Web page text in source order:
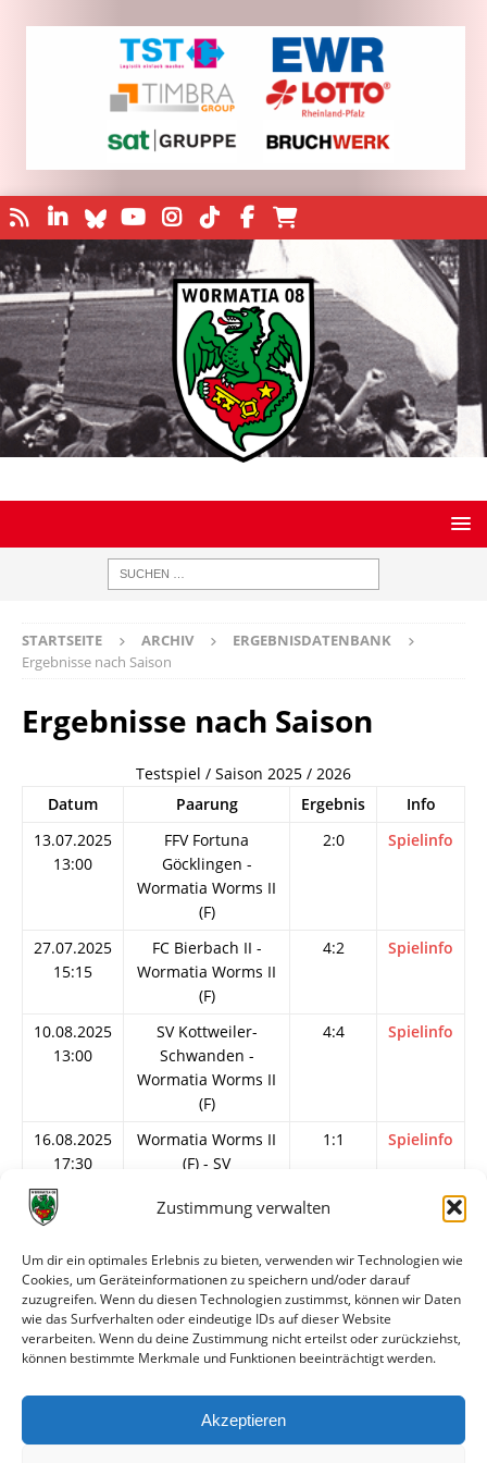
Zustimmung verwalten
Um dir ein optimales Erlebnis zu bieten, verwenden wir Technologien wie
Cookies, um Geräteinformationen zu speichern und/oder darauf
zuzugreifen. Wenn du diesen Technologien zustimmst, können wir Daten
wie das Surfverhalten oder eindeutige IDs auf dieser Website
verarbeiten. Wenn du deine Zustimmung nicht erteilst oder zurückziehst,
können bestimmte Merkmale und Funktionen beeinträchtigt werden.
Akzeptieren
STARTSEITE ARCHIV
ERGEBNISDATENBANK
Ergebnisse nach Saison
Ergebnisse nach Saison
Testspiel / Saison 2025 / 2026
Datum
Paarung Ergebnis
Info
13.07.2025
13:00
FFV Fortuna
Göcklingen -
Wormatia Worms II
(F)
2:0 Spielinfo
27.07.2025
15:15
FC Bierbach II -
Wormatia Worms II
(F)
4:2 Spielinfo
10.08.2025
13:00
SV Kottweiler-
Schwanden -
Wormatia Worms II
(F)
4:4 Spielinfo
16.08.2025
17:30
Wormatia Worms II
(F) - SV
1:1 Spielinfo
17.08.2025
Wormatia Worms II
Ketsch
Spielinfo
08.02.2026
17:00
VfB Gartenstadt -
Wormatia Worms II
(F)
2:6 Spielinfo
21.02.2026
Wormatia Worms II
(F) - ASV
2:0 Spielinfo